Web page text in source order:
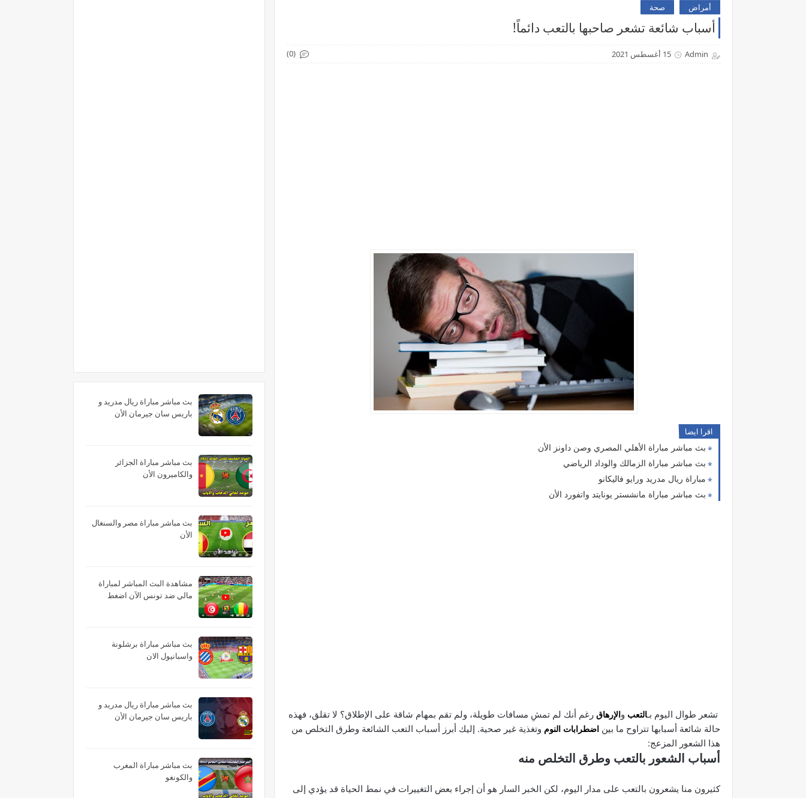
أمراض صحة
أسباب شائعة تشعر صاحبها بالتعب دائماً!
Admin 15 أغسطس 2021 (0)
اقرا ايضا
بث مباشر مباراة الأهلي المصري وصن داونز الأن
بث مباشر مباراة الزمالك والوداد الرياضي
مباراة ريال مدريد ورايو فاليكانو
بث مباشر مباراة مانشستر يونايتد واتفورد الأن
تشعر طوال اليوم بـالتعب والإرهاق رغم أنك لم تمشِ مسافات طويلة، ولم تقم بمهام شاقة على الإطلاق؟ لا تقلق، فهذه
حالة شائعة أسبابها تتراوح ما بين اضطرابات النوم وتغذية غير صحية. إليك أبرز أسباب التعب الشائعة وطرق التخلص من
هذا الشعور المزعج:
أسباب الشعور بالتعب وطرق التخلص منه
كثيرون منا يشعرون بالتعب على مدار اليوم، لكن الخبر السار هو أن إجراء بعض التغييرات في نمط الحياة قد يؤدي إلى
بث مباشر مباراة ريال مدريد و
باريس سان جيرمان الأن
بث مباشر مباراة الجزائر
والكاميرون الأن
بث مباشر مباراة مصر والسنغال
الأن
مشاهدة البث المباشر لمباراة
مالي ضد تونس الآن اضغط
بث مباشر مباراة برشلونة
واسبانيول الان
بث مباشر مباراة ريال مدريد و
باريس سان جيرمان الأن
بث مباشر مباراة المغرب
والكونغو